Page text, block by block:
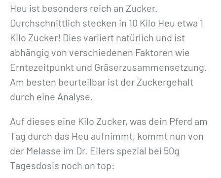
Heu ist besonders reich an Zucker.
Durchschnittlich stecken in 10 Kilo Heu etwa 1
Kilo Zucker! Dies variiert natürlich und ist
abhängig von verschiedenen Faktoren wie
Erntezeitpunkt und Gräserzusammensetzung.
Am besten beurteilbar ist der Zuckergehalt
durch eine Analyse.
Auf dieses eine Kilo Zucker, was dein Pferd am
Tag durch das Heu aufnimmt, kommt nun von
der Melasse im Dr. Eilers spezial bei 50g
Tagesdosis noch on top: